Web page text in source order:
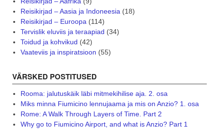
Reisikirjad – Aasia ja Indoneesia(18)
Reisikirjad – Euroopa(114)
Tervislik eluviis ja teraapiad (34)
Toidud ja kohvikud (42)
Vaateviis ja inspiratsioon (55)
VÄRSKED POSTITUSED
Rooma: jalutuskäik läbi mitmekihilise aja. 2. osa
Miks minna Fiumicino lennujaama ja mis on Anzio? 1. osa
Rome: A Walk Through Layers of Time. Part 2
Why go to Fiumicino Airport, and what is Anzio? Part 1